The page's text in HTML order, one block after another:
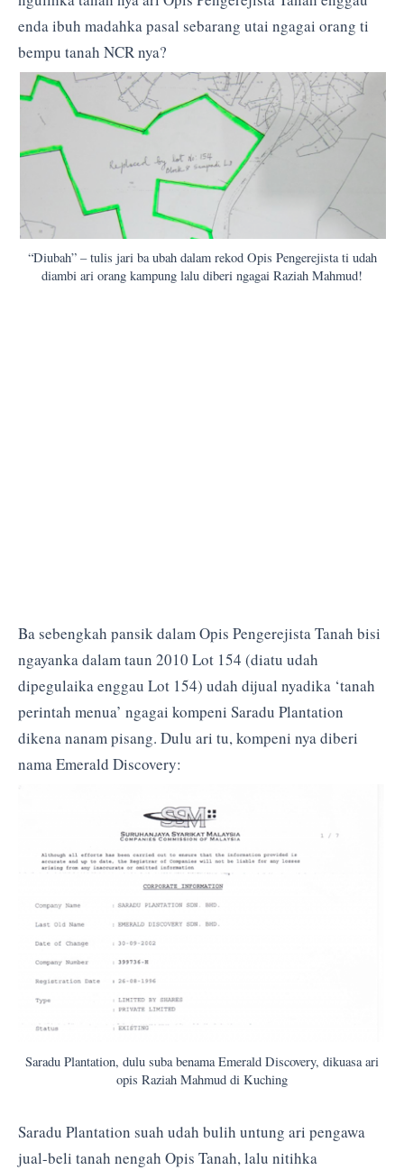
enda ibuh madahka pasal sebarang utai ngagai orang ti
bempu tanah NCR nya?
“Diubah” – tulis jari ba ubah dalam rekod Opis Pengerejista ti udah
diambi ari orang kampung lalu diberi ngagai Raziah Mahmud!
Ba sebengkah pansik dalam Opis Pengerejista Tanah bisi
ngayanka dalam taun 2010 Lot 154 (diatu udah
dipegulaika enggau Lot 154) udah dijual nyadika ‘tanah
perintah menua’ ngagai kompeni Saradu Plantation
dikena nanam pisang. Dulu ari tu, kompeni nya diberi
nama Emerald Discovery:
Saradu Plantation, dulu suba benama Emerald Discovery, dikuasa ari
opis Raziah Mahmud di Kuching
Saradu Plantation suah udah bulih untung ari pengawa
jual-beli tanah nengah Opis Tanah, lalu nitihka